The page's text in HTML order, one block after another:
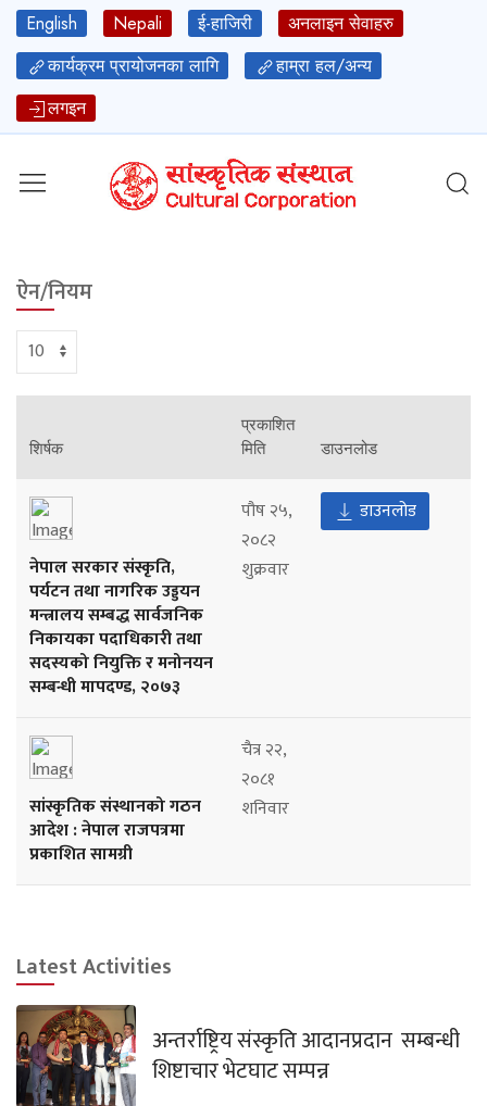
English Nepali ई-हाजिरी
अनलाइन सेवाहरु
कार्यक्रम प्रायोजनका लागि
हाम्रा हल/अन्य
लगइन
ऐन/नियम
शिर्षक
प्रकाशित
मिति
डाउनलोड
नेपाल सरकार संस्कृति,
पर्यटन तथा नागरिक उड्डयन
मन्त्रालय सम्बद्ध सार्वजनिक
निकायका पदाधिकारी तथा
सदस्यको नियुक्ति र मनोनयन
सम्बन्धी मापदण्ड, २०७३
पौष २५,
२०८२
शुक्रवार
डाउनलोड
सांस्कृतिक संस्थानको गठन
आदेश : नेपाल राजपत्रमा
प्रकाशित सामग्री
चैत्र २२,
२०८१
शनिवार
Latest Activities
अन्तर्राष्ट्रिय संस्कृति आदानप्रदान सम्बन्धी
शिष्टाचार भेटघाट सम्पन्न